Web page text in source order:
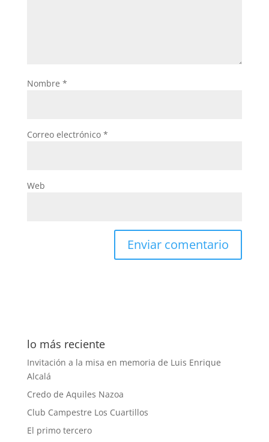
Nombre *
Correo electrónico *
Web
lo más reciente
Invitación a la misa en memoria de Luis Enrique
Alcalá
Credo de Aquiles Nazoa
Club Campestre Los Cuartillos
El primo tercero